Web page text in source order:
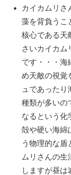
カイカムリさ
藻を背負うこ
核心である天
さいカイカム
です・・・海
め天敵の視覚
ュであった
種類が多いの
なるという化
殻や硬い海綿
う物理的な盾
ムリさんの生
しますが昼は